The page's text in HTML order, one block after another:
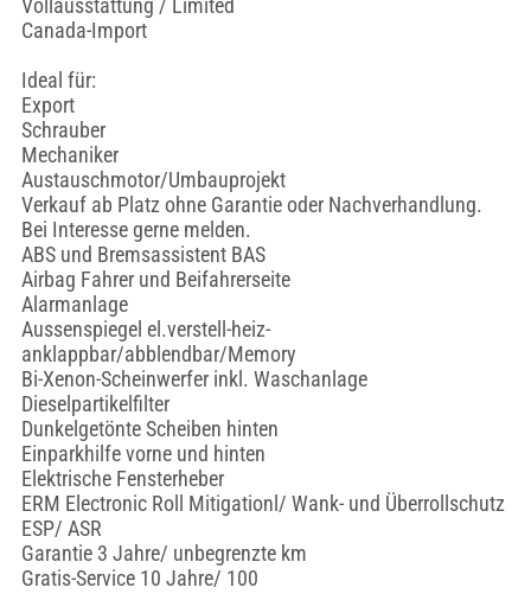
Vollausstattung / Limited
Canada-Import
Ideal für:
Export
Schrauber
Mechaniker
Austauschmotor/Umbauprojekt
Verkauf ab Platz ohne Garantie oder Nachverhandlung.
Bei Interesse gerne melden.
ABS und Bremsassistent BAS
Airbag Fahrer und Beifahrerseite
Alarmanlage
Aussenspiegel el.verstell-heiz-
anklappbar/abblendbar/Memory
Bi-Xenon-Scheinwerfer inkl. Waschanlage
Dieselpartikelfilter
Dunkelgetönte Scheiben hinten
Einparkhilfe vorne und hinten
Elektrische Fensterheber
ERM Electronic Roll Mitigationl/ Wank- und Überrollschutz
ESP/ ASR
Garantie 3 Jahre/ unbegrenzte km
Gratis-Service 10 Jahre/ 100